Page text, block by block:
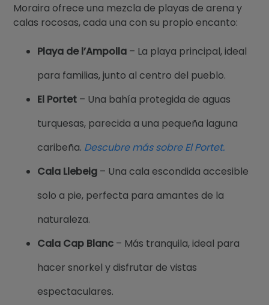
Moraira ofrece una mezcla de playas de arena y
calas rocosas, cada una con su propio encanto:
Playa de l’Ampolla – La playa principal, ideal
para familias, junto al centro del pueblo.
El Portet – Una bahía protegida de aguas
turquesas, parecida a una pequeña laguna
caribeña. Descubre más sobre El Portet.
Cala Llebeig – Una cala escondida accesible
solo a pie, perfecta para amantes de la
naturaleza.
Cala Cap Blanc – Más tranquila, ideal para
hacer snorkel y disfrutar de vistas
espectaculares.